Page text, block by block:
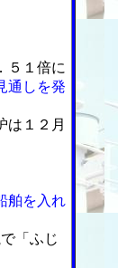
５１倍に
通しを発
は１２月
舶を入れ
「ふじ